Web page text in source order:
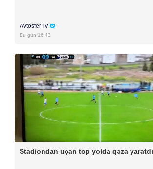
AvtosferTV
Bu gün 16:43
Stadiondan uçan top yolda qəza yaratdı